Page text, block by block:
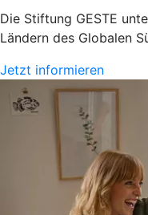
Die Stiftung GESTE
Ländern des Globalen
Jetzt informieren